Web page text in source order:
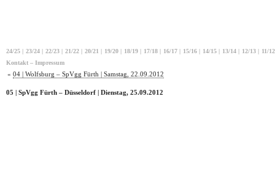
24/25 | 23/24 | 22/23 | 21/22 | 20/21 | 19/20 | 18/19 | 17/18 | 16/17 | 15/16 | 14/15 | 13/14 | 12/13 | 11/12
Kontakt – Impressum
« 04 | Wolfsburg – SpVgg Fürth | Samstag, 22.09.2012
05 | SpVgg Fürth – Düsseldorf | Dienstag, 25.09.2012